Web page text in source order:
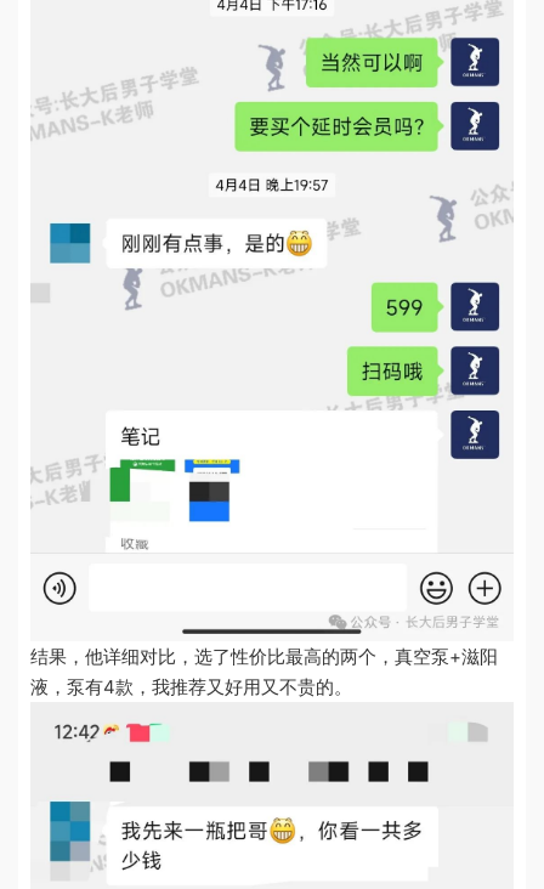
结果，他详细对比，选了性价比最高​的两个，真空泵+滋阳
液，泵有4款，我推荐又好用又不贵的。